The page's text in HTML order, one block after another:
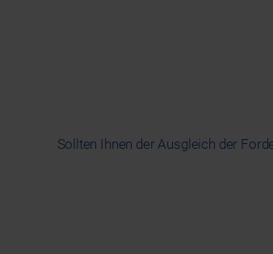
Sollten Ihnen der Ausgleich der